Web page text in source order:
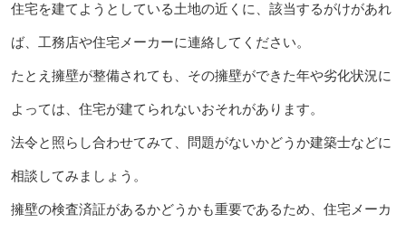
住宅を建てようとしている土地の近くに、該当するがけがあれ
ば、工務店や住宅メーカーに連絡してください。
たとえ擁壁が整備されても、その擁壁ができた年や劣化状況に
よっては、住宅が建てられないおそれがあります。
法令と照らし合わせてみて、問題がないかどうか建築士などに
相談してみましょう。
擁壁の検査済証があるかどうかも重要であるため、住宅メーカ